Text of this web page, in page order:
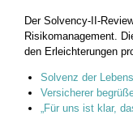
Der Solvency-II-
Risikomanagement.
den Erleichterungen
Solvenz der
Versicherer
„Für uns ist klar,